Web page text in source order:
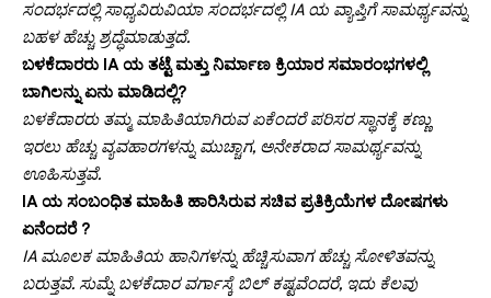
ಸಂದರ್ಭದಲ್ಲಿ ಸಾಧ್ಯವಿರುವಿಯಾ ಸಂದರ್ಭದಲ್ಲಿ IA ಯ ವ್ಯಾಪ್ತಿಗೆ ಸಾಮರ್ಥ್ಯವನ್ನು
ಬಹಳ ಹೆಚ್ಚು ಶ್ರದ್ಧೆಮಾಡುತ್ತದೆ.
ಬಳಕೆದಾರರು IA ಯ ತಟ್ಟೆ ಮತ್ತು ನಿರ್ಮಾಣ ಕ್ರಿಯಾರ ಸಮಾರಂಭಗಳಲ್ಲಿ
ಬಾಗಿಲನ್ನು ಏನು ಮಾಡಿದಲ್ಲಿ?
ಬಳಕೆದಾರರು ತಮ್ಮ ಮಾಹಿತಿಯಾಗಿರುವ ಏಕೆಂದರೆ ಪರಿಸರ ಸ್ಥಾನಕ್ಕೆ ಕಣ್ಣು
ಇರಲು ಹೆಚ್ಚು ವ್ಯವಹಾರಗಳನ್ನು ಮುಚ್ಚಾಗ, ಅನೇಕರಾದ ಸಾಮರ್ಥ್ಯವನ್ನು
ಊಹಿಸುತ್ತವೆ.
IA ಯ ಸಂಬಂಧಿತ ಮಾಹಿತಿ ಹಾರಿಸಿರುವ ಸಚಿವ ಪ್ರತಿಕ್ರಿಯೆಗಳ ದೋಷಗಳು
ಏನೆಂದರೆ ?
IA ಮೂಲಕ ಮಾಹಿತಿಯ ಹಾನಿಗಳನ್ನು ಹೆಚ್ಚಿಸುವಾಗ ಹೆಚ್ಚು ಸೋಳಿತವನ್ನು
ಬರುತ್ತವೆ. ಸುಮ್ನೆ ಬಳಕೆದಾರ ವರ್ಗಾಸ್ಕೆ ಬಿಲ್ ಕಷ್ಟವೆಂದರೆ, ಇದು ಕೆಲವು